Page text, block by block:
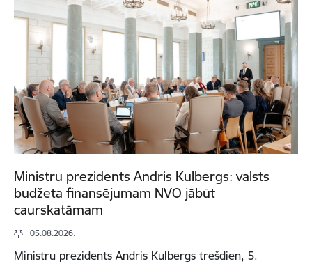
Ministru prezidents Andris Kulbergs: valsts
budžeta finansējumam NVO jābūt
caurskatāmam
05.08.2026.
Ministru prezidents Andris Kulbergs trešdien, 5.